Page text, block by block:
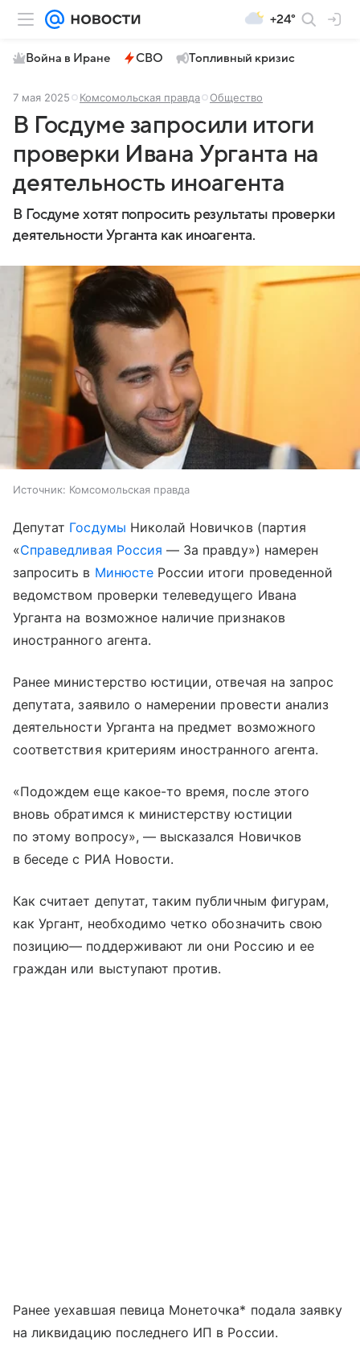
+24°
Война в Иране СВО Топливный кризис
7 мая 2025 Комсомольская правда Общество
В Госдуме запросили итоги
проверки Ивана Урганта на
деятельность иноагента
В Госдуме хотят попросить результаты проверки
деятельности Урганта как иноагента.
Источник: Комсомольская правда
Депутат Госдумы Николай Новичков (партия
«Справедливая Россия — За правду») намерен
запросить в МинюстеРоссии итоги проведенной
ведомством проверки телеведущего Ивана
Урганта на возможное наличие признаков
иностранного агента.
Ранее министерство юстиции, отвечая на запрос
депутата, заявило о намерении провести анализ
деятельности Урганта на предмет возможного
соответствия критериям иностранного агента.
«Подождем еще какое-то время, после этого
вновь обратимся к министерству юстиции
по этому вопросу», — высказался Новичков
в беседе с РИА Новости.
Как считает депутат, таким публичным фигурам,
как Ургант, необходимо четко обозначить свою
позицию— поддерживают ли они Россию и ее
граждан или выступают против.
Ранее уехавшая певица Монеточка* подала заявку
на ликвидацию последнего ИП в России.